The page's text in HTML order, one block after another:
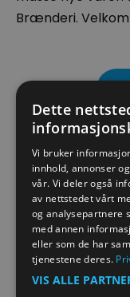
Brænderi.
Kart
Klikk
Dette
Vi bruker
innhold, annonser
vår. Vi deler også
av nettstedet vårt
og analysepartnere
med annen
eller som de har
tjenestene deres.
VIS ALLE